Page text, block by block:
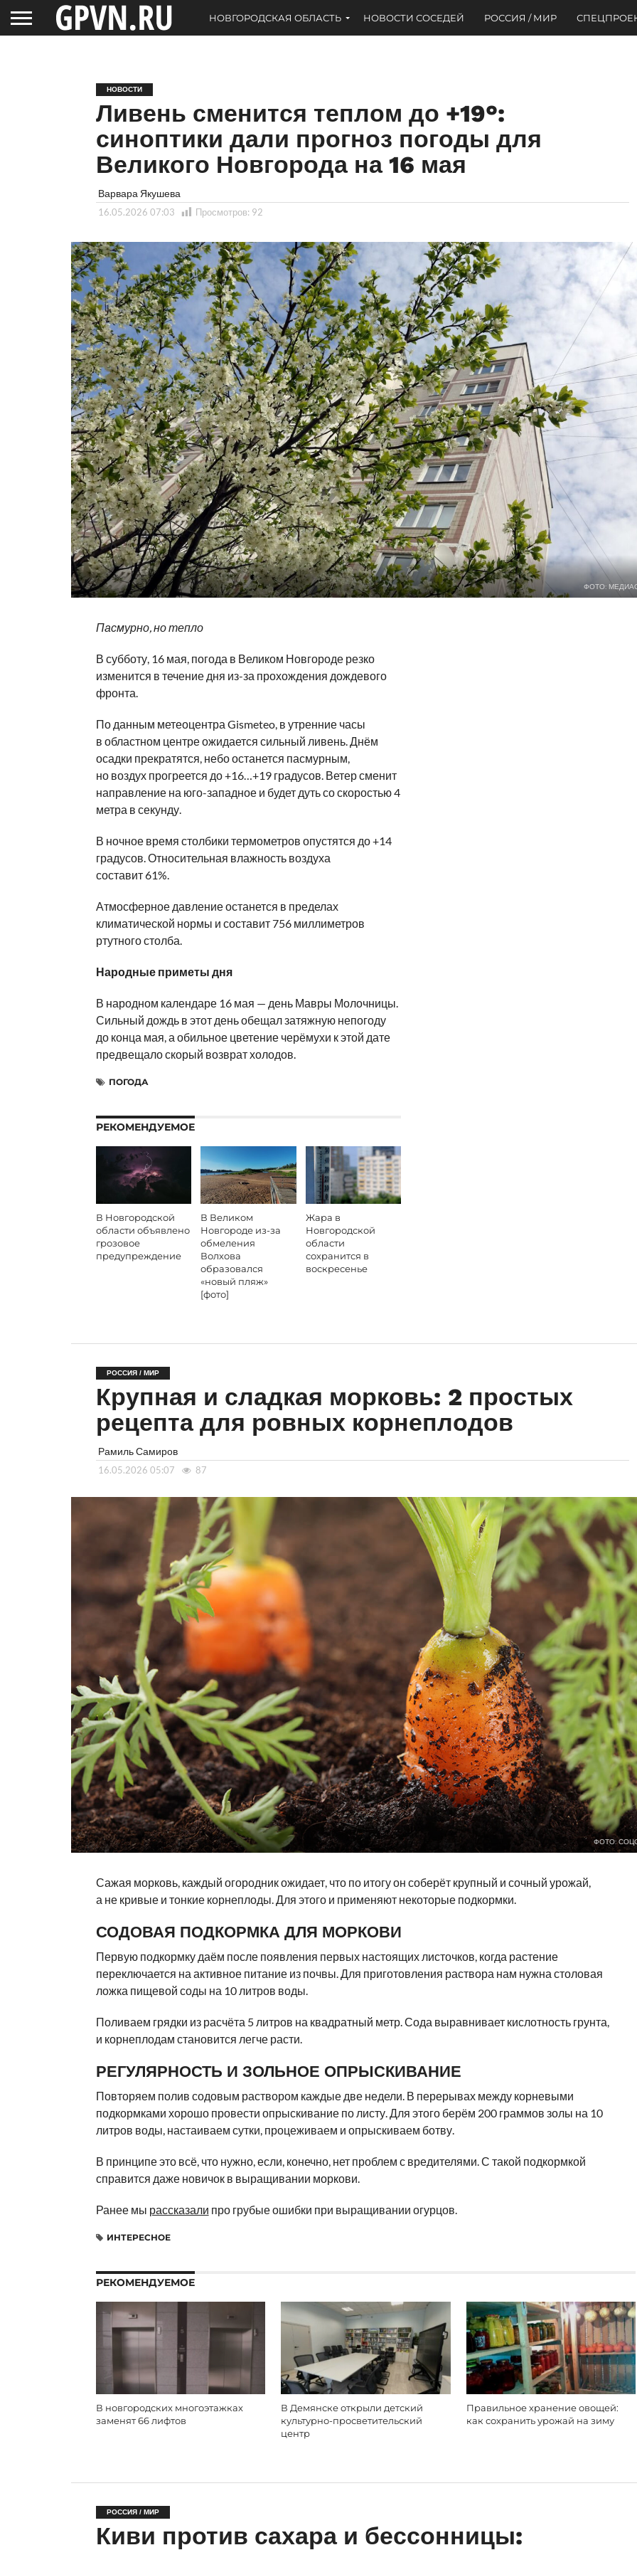
НОВГОРОДСКАЯ ОБЛАСТЬ НОВОСТИ СОСЕДЕЙ РОССИЯ / МИР
НОВОСТИ
Ливень сменится теплом до +19°:
синоптики дали прогноз погоды для
Великого Новгорода на 16 мая
Варвара Якушева
16.05.2026 07:03 Просмотров: 92
ФОТО:
Пасмурно, но тепло
В субботу, 16 мая, погода в Великом Новгороде резко
изменится в течение дня из-за прохождения дождевого
фронта.
По данным метеоцентра Gismeteo, в утренние часы
в областном центре ожидается сильный ливень. Днём
осадки прекратятся, небо останется пасмурным,
но воздух прогреется до +16…+19 градусов. Ветер сменит
направление на юго-западное и будет дуть со скоростью 4
метра в секунду.
В ночное время столбики термометров опустятся до +14
градусов. Относительная влажность воздуха
составит 61%.
Атмосферное давление останется в пределах
климатической нормы и составит 756 миллиметров
ртутного столба.
Народные приметы дня
В народном календаре 16 мая — день Мавры Молочницы.
Сильный дождь в этот день обещал затяжную непогоду
до конца мая, а обильное цветение черёмухи к этой дате
предвещало скорый возврат холодов.
ПОГОДА
РЕКОМЕНДУЕМОЕ
В Новгородской
области объявлено
грозовое
предупреждение
В Великом
Новгороде из-за
обмеления
Волхова
образовался
«новый пляж»
[фото]
Жара в
Новгородской
области
сохранится в
воскресенье
РОССИЯ / МИР
Крупная и сладкая морковь: 2 простых
рецепта для ровных корнеплодов
Рамиль Самиров
16.05.2026 05:07 87
ФОТО:
Сажая морковь, каждый огородник ожидает, что по итогу он соберёт крупный и сочный урожай,
а не кривые и тонкие корнеплоды. Для этого и применяют некоторые подкормки.
СОДОВАЯ ПОДКОРМКА ДЛЯ МОРКОВИ
Первую подкормку даём после появления первых настоящих листочков, когда растение
переключается на активное питание из почвы. Для приготовления раствора нам нужна столовая
ложка пищевой соды на 10 литров воды.
Поливаем грядки из расчёта 5 литров на квадратный метр. Сода выравнивает кислотность грунта,
и корнеплодам становится легче расти.
РЕГУЛЯРНОСТЬ И ЗОЛЬНОЕ ОПРЫСКИВАНИЕ
Повторяем полив содовым раствором каждые две недели. В перерывах между корневыми
подкормками хорошо провести опрыскивание по листу. Для этого берём 200 граммов золы на 10
литров воды, настаиваем сутки, процеживаем и опрыскиваем ботву.
В принципе это всё, что нужно, если, конечно, нет проблем с вредителями. С такой подкормкой
справится даже новичок в выращивании моркови.
Ранее мы рассказали про грубые ошибки при выращивании огурцов.
ИНТЕРЕСНОЕ
РЕКОМЕНДУЕМОЕ
В новгородских многоэтажках
заменят 66 лифтов
В Демянске открыли детский
культурно-просветительский
центр
Правильное хранение овощей:
как сохранить урожай на зиму
РОССИЯ / МИР
Киви против сахара и бессонницы: